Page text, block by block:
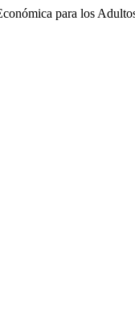
para los